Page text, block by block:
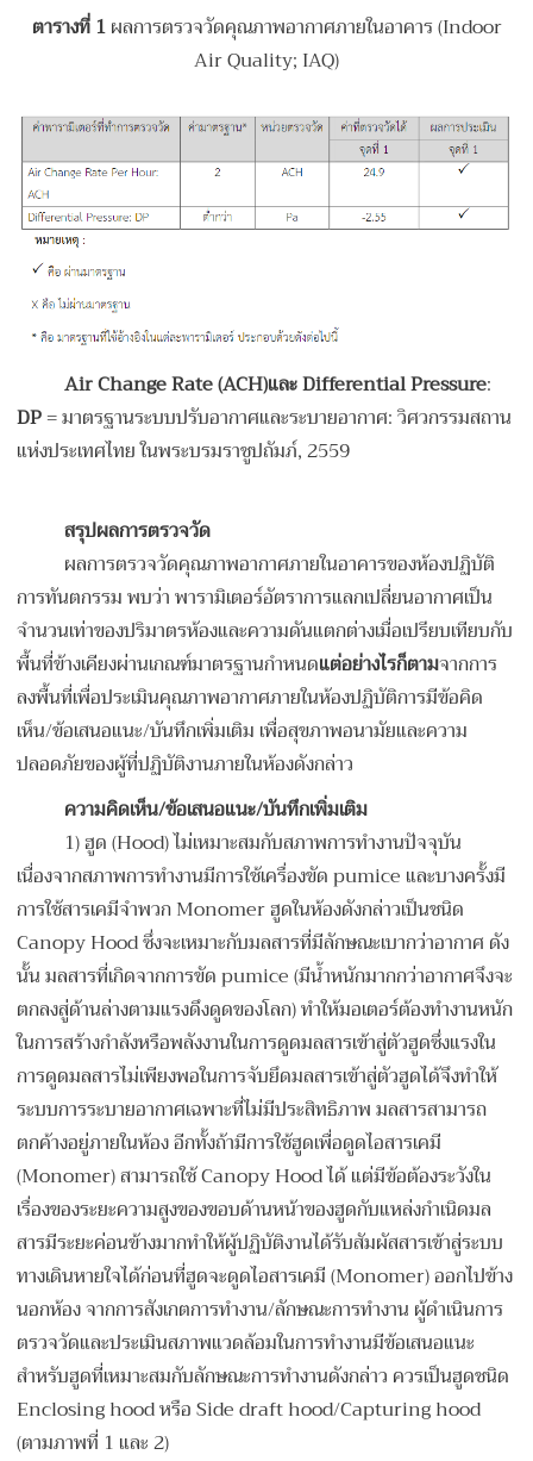
ตารางที่ 1ผลการตรวจวัดคุณภาพอากาศภายในอาคาร (Indoor
Air Quality; IAQ)
Air Change Rate (ACH)และ Differential Pressure:
DP= มาตรฐานระบบปรับอากาศและระบายอากาศ: วิศวกรรมสถาน
แห่งประเทศไทย ในพระบรมราชูปถัมภ์, 2559
สรุปผลการตรวจวัด
ผลการตรวจวัดคุณภาพอากาศภายในอาคารของห้องปฏิบัติ
การทันตกรรม พบว่า พารามิเตอร์อัตราการแลกเปลี่ยนอากาศเป็น
จำนวนเท่าของปริมาตรห้องและความดันแตกต่างเมื่อเปรียบเทียบกับ
พื้นที่ข้างเคียงผ่านเกณฑ์มาตรฐานกำหนดแต่อย่างไรก็ตามจากการ
ลงพื้นที่เพื่อประเมินคุณภาพอากาศภายในห้องปฏิบัติการมีข้อคิด
เห็น/ข้อเสนอแนะ/บันทึกเพิ่มเติม เพื่อสุขภาพอนามัยและความ
ปลอดภัยของผู้ที่ปฏิบัติงานภายในห้องดังกล่าว
ความคิดเห็น/ข้อเสนอแนะ/บันทึกเพิ่มเติม
1) ฮูด (Hood) ไม่เหมาะสมกับสภาพการทำงานปัจจุบัน
เนื่องจากสภาพการทำงานมีการใช้เครื่องขัด pumice และบางครั้งมี
การใช้สารเคมีจำพวก Monomer ฮูดในห้องดังกล่าวเป็นชนิด
Canopy Hood ซึ่งจะเหมาะกับมลสารที่มีลักษณะเบากว่าอากาศ ดัง
นั้น มลสารที่เกิดจากการขัด pumice (มีน้ำหนักมากกว่าอากาศจึงจะ
ตกลงสู่ด้านล่างตามแรงดึงดูดของโลก) ทำให้มอเตอร์ต้องทำงานหนัก
ในการสร้างกำลังหรือพลังงานในการดูดมลสารเข้าสู่ตัวฮูดซึ่งแรงใน
การดูดมลสารไม่เพียงพอในการจับยึดมลสารเข้าสู่ตัวฮูดได้จึงทำให้
ระบบการระบายอากาศเฉพาะที่ไม่มีประสิทธิภาพ มลสารสามารถ
ตกค้างอยู่ภายในห้อง อีกทั้งถ้ามีการใช้ฮูดเพื่อดูดไอสารเคมี
(Monomer) สามารถใช้ Canopy Hood ได้ แต่มีข้อต้องระวังใน
เรื่องของระยะความสูงของขอบด้านหน้าของฮูดกับแหล่งกำเนิดมล
สารมีระยะค่อนข้างมากทำให้ผู้ปฏิบัติงานได้รับสัมผัสสารเข้าสู่ระบบ
ทางเดินหายใจได้ก่อนที่ฮูดจะดูดไอสารเคมี (Monomer) ออกไปข้าง
นอกห้อง จากการสังเกตการทำงาน/ลักษณะการทำงาน ผู้ดำเนินการ
ตรวจวัดและประเมินสภาพแวดล้อมในการทำงานมีข้อเสนอแนะ
สำหรับฮูดที่เหมาะสมกับลักษณะการทำงานดังกล่าว ควรเป็นฮูดชนิด
Enclosing hood หรือ Side draft hood/Capturing hood
(ตามภาพที่ 1 และ 2)